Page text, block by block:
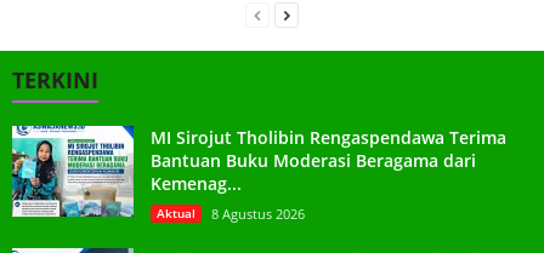
TERKINI
MI Sirojut Tholibin Rengaspendawa Terima
Bantuan Buku Moderasi Beragama dari
Kemenag...
Aktual 8 Agustus 2026